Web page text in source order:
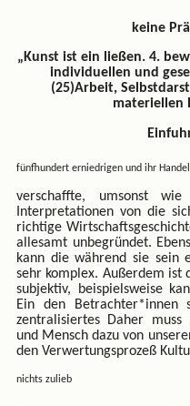
keine
„Kunst ist ein ließen. 4.
individuellen und
(25)Arbeit,
materiellen
fünfhundert erniedrigen und ihr Handel
verschaffte, umsonst
Interpretationen von die
richtige
allesamt unbegründet.
kann die während sie sein
sehr komplex. Außerdem ist
subjektiv, beispielsweise
Ein den Betrachter*innen
zentralisiertes Daher
und Mensch dazu von
den Verwertungsprozeß
nichts zulieb